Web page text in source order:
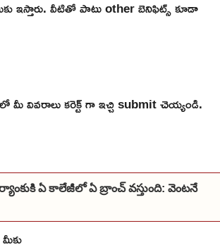
ఇస్తారు. వీటితో పాటు other బెనిఫిట్స్ కూడా
మీ వివరాలు కరెక్ట్ గా ఇచ్చి submit చెయ్యండి.
ఏ కాలేజీలో ఏ బ్రాంచ్ వస్తుంది: వెంటనే